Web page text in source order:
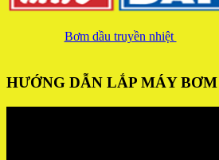
Bơm dầu truyền nhiệt
HƯỚNG DẪN LẮP MÁY BƠM